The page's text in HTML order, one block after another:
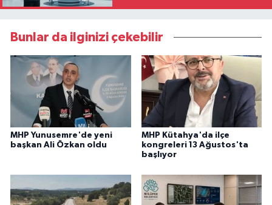
Bunlar da ilginizi çekebilir
MHP Yunusemre'de yeni
başkan Ali Özkan oldu
MHP Kütahya'da ilçe
kongreleri 13 Ağustos'ta
başlıyor